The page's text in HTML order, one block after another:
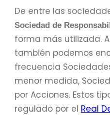
De entre las
Sociedad de
forma más utilizada.
también podemos
frecuencia
menor medida,
por Acciones. Estos
regulado por el Real